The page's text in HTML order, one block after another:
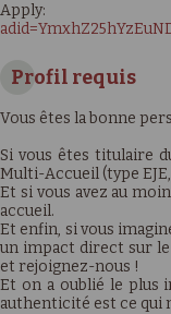
Profil requis
Vous êtes la bonne
Si vous êtes titulaire
Multi-Accueil (type
Et si vous avez au
accueil.
Et enfin, si vous
un impact direct sur
et rejoignez-nous !
Et on a oublié le plus
authenticité est ce qui